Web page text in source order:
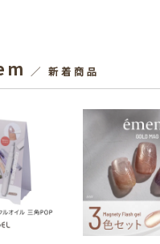
／ 新着商品